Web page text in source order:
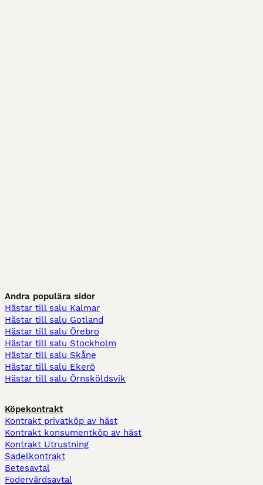
Andra populära sidor
Hästar till salu Kalmar
Hästar till salu Gotland
Hästar till salu Örebro
Hästar till salu Stockholm
Hästar till salu Skåne
Hästar till salu Ekerö
Hästar till salu Örnsköldsvik
Köpekontrakt
Kontrakt privatköp av häst
Kontrakt konsumentköp av häst
Kontrakt Utrustning
Sadelkontrakt
Betesavtal
Fodervärdsavtal